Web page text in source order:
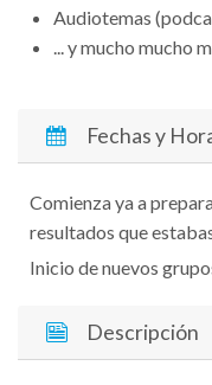
Audiotemas
... y mucho mucho
Fechas y
Comienza ya a
resultados que
Inicio de nuevos
Descripción